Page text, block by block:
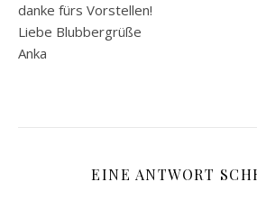
danke fürs Vorstellen!
Liebe Blubbergrüße
Anka
EINE ANTWORT